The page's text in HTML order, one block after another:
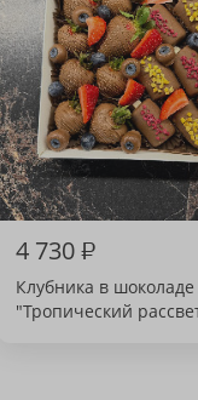
4 730₽
Клубника в шоколаде
"Тропический